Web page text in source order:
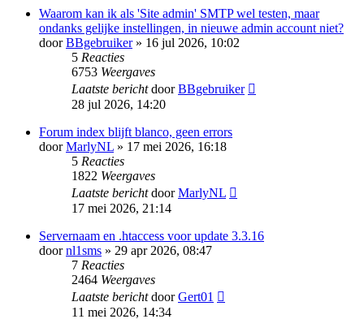
Waarom kan ik als 'Site admin' SMTP wel testen, maar
ondanks gelijke instellingen, in nieuwe admin account niet?
doorBBgebruiker» 16 jul 2026, 10:02
5 Reacties
6753 Weergaves
Laatste berichtdoorBBgebruiker
28 jul 2026, 14:20
Forum index blijft blanco, geen errors
doorMarlyNL » 17 mei 2026, 16:18
5 Reacties
1822 Weergaves
Laatste berichtdoorMarlyNL
17 mei 2026, 21:14
Servernaam en .htaccess voor update 3.3.16
doornl1sms » 29 apr 2026, 08:47
7 Reacties
2464 Weergaves
Laatste berichtdoorGert01
11 mei 2026, 14:34